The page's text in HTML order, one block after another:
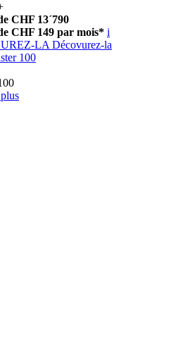
CHF 13´790
CHF 149 par mois* i
LA Décovurez-la
100